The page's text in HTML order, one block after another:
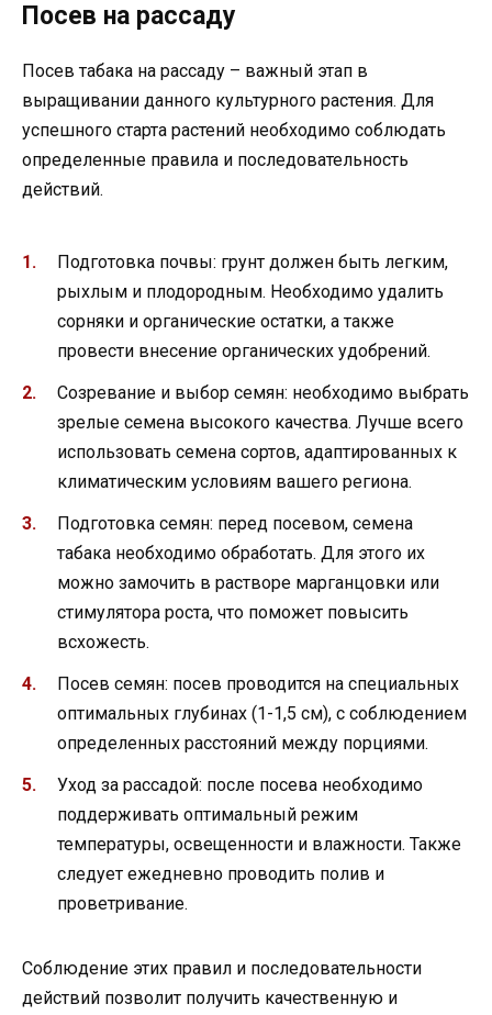
Посев на рассаду
Посев табака на рассаду – важный этап в
выращивании данного культурного растения. Для
успешного старта растений необходимо соблюдать
определенные правила и последовательность
действий.
Подготовка почвы: грунт должен быть легким,
рыхлым и плодородным. Необходимо удалить
сорняки и органические остатки, а также
провести внесение органических удобрений.
Созревание и выбор семян: необходимо выбрать
зрелые семена высокого качества. Лучше всего
использовать семена сортов, адаптированных к
климатическим условиям вашего региона.
Подготовка семян: перед посевом, семена
табака необходимо обработать. Для этого их
можно замочить в растворе марганцовки или
стимулятора роста, что поможет повысить
всхожесть.
Посев семян: посев проводится на специальных
оптимальных глубинах (1-1,5 см), с соблюдением
определенных расстояний между порциями.
Уход за рассадой: после посева необходимо
поддерживать оптимальный режим
температуры, освещенности и влажности. Также
следует ежедневно проводить полив и
проветривание.
Соблюдение этих правил и последовательности
действий позволит получить качественную и